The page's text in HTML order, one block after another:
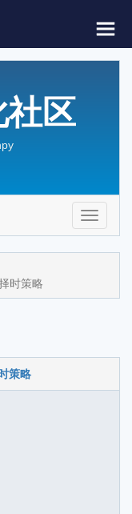
区
Toggle
时策略
策略